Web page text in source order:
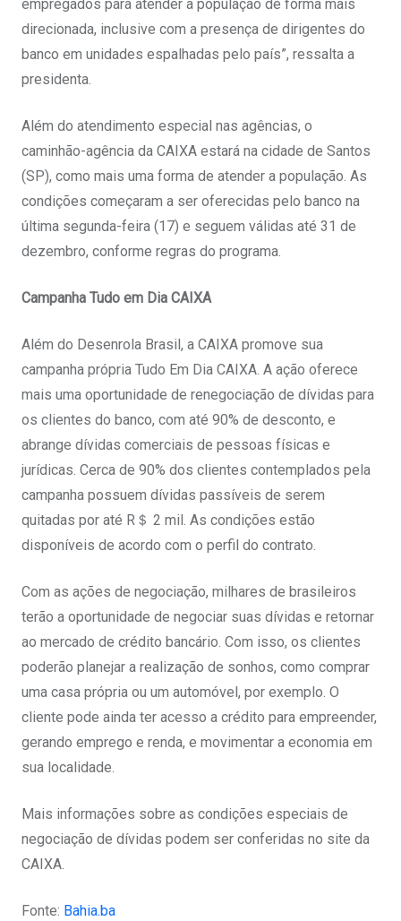
empregados para atender a população de forma mais
direcionada, inclusive com a presença de dirigentes do
banco em unidades espalhadas pelo país”, ressalta a
presidenta.
Além do atendimento especial nas agências, o
caminhão-agência da CAIXA estará na cidade de Santos
(SP), como mais uma forma de atender a população. As
condições começaram a ser oferecidas pelo banco na
última segunda-feira (17) e seguem válidas até 31 de
dezembro, conforme regras do programa.
Campanha Tudo em Dia CAIXA
Além do Desenrola Brasil, a CAIXA promove sua
campanha própria Tudo Em Dia CAIXA. A ação oferece
mais uma oportunidade de renegociação de dívidas para
os clientes do banco, com até 90% de desconto, e
abrange dívidas comerciais de pessoas físicas e
jurídicas. Cerca de 90% dos clientes contemplados pela
campanha possuem dívidas passíveis de serem
quitadas por até R＄ 2 mil. As condições estão
disponíveis de acordo com o perfil do contrato.
Com as ações de negociação, milhares de brasileiros
terão a oportunidade de negociar suas dívidas e retornar
ao mercado de crédito bancário. Com isso, os clientes
poderão planejar a realização de sonhos, como comprar
uma casa própria ou um automóvel, por exemplo. O
cliente pode ainda ter acesso a crédito para empreender,
gerando emprego e renda, e movimentar a economia em
sua localidade.
Mais informações sobre as condições especiais de
negociação de dívidas podem ser conferidas no site da
CAIXA.
Fonte: Bahia.ba